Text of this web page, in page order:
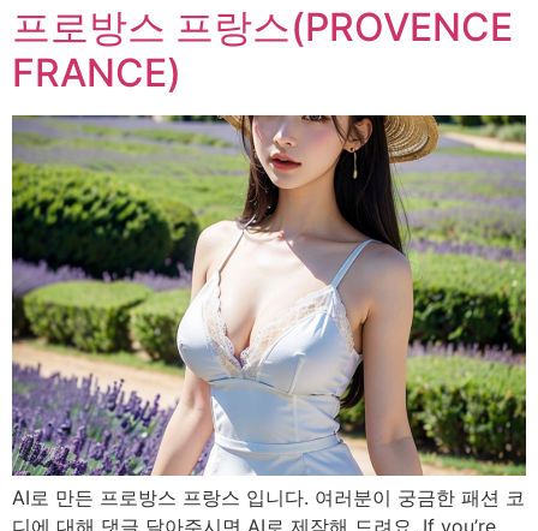
프로방스 프랑스(PROVENCE
FRANCE)
AI로 만든 프로방스 프랑스 입니다. 여러분이 궁금한 패션 코